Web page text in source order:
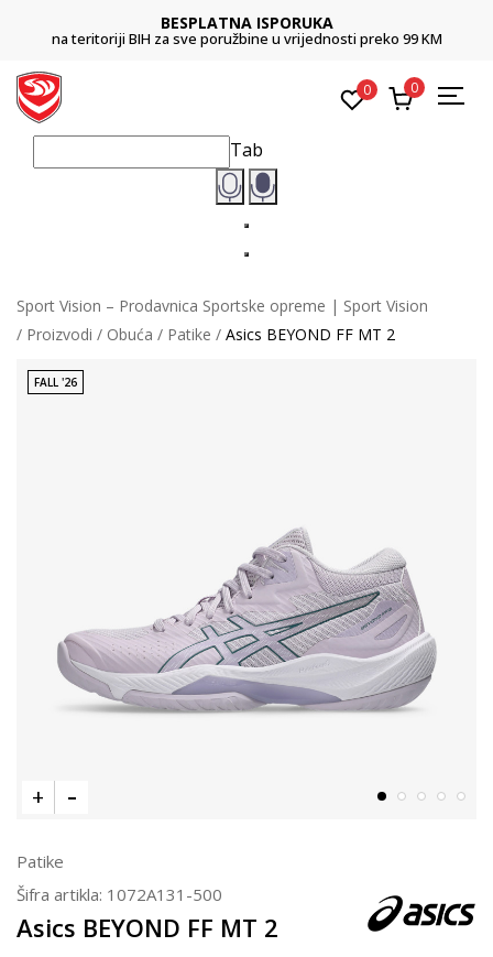
BESPLATNA ISPORUKA
na teritoriji BIH za sve poružbine u vrijednosti preko 99 KM
0 0
Tab
Sport Vision – Prodavnica Sportske opreme | Sport Vision
Proizvodi
Obuća Patike Asics BEYOND FF MT 2
FALL '26
Patike
Šifra artikla: 1072A131-500
Asics BEYOND FF MT 2